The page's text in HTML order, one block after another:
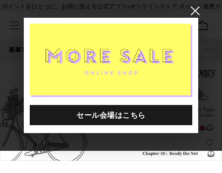
ポイントをひとつに。お得に使える公式アプリ×オンラインストア ポイント連携ガ
新着アイテム 人気ワード セール 40th限定 ピアス バッグ